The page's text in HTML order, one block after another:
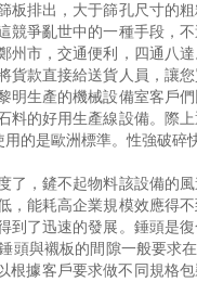
板排出，大于篩孔尺寸的
競爭亂世中的一種手段，
州市，交通便利，四通八
貨款直接給送貨人員，讓
明生產的機械設備室客戶
料的好用生產線設備。際
的是歐洲標準。性強破碎
了，鏟不起物料該設備的
，能耗高企業規模效應得
到了迅速的發展。錘頭是
頭與襯板的間隙一般要求
根據客戶要求做不同規格包